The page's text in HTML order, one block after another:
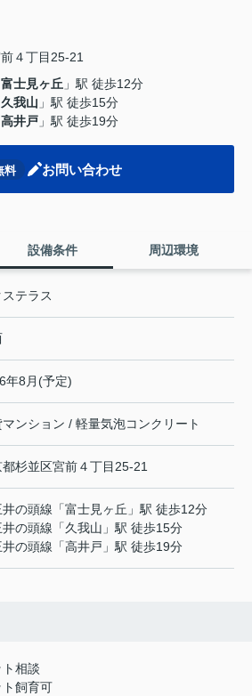
４丁目25-21
富士見ヶ丘 」駅 徒歩12分
久我山 」駅 徒歩15分
高井戸 」駅 徒歩19分
料 お問い合わせ
設備条件 周辺環境
ステラス
年8月(予定)
ンション / 軽量気泡コンクリート
都杉並区宮前４丁目25-21
の頭線 「富士見ヶ丘 」駅 徒歩12分
の頭線 「久我山 」駅 徒歩15分
の頭線 「高井戸 」駅 徒歩19分
相談
ト飼育可